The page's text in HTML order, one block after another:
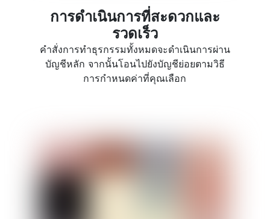
การดำเนินการที่สะดวกและ
รวดเร็ว
คำสั่งการทำธุรกรรมทั้งหมดจะดำเนินการผ่าน
บัญชีหลัก จากนั้นโอนไปยังบัญชีย่อยตามวิธี
การกำหนดค่าที่คุณเลือก